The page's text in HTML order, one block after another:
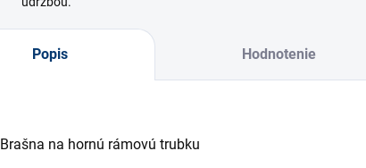
Popis Hodnotenie
Brašna na hornú rámovú trubku